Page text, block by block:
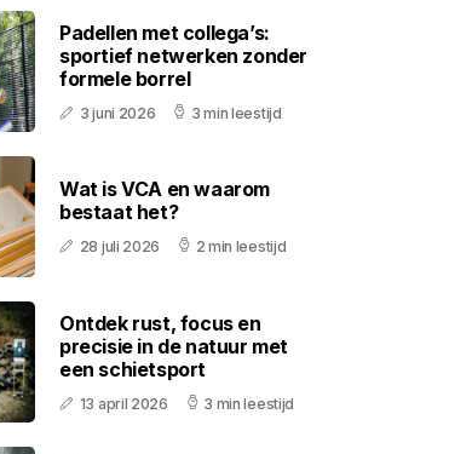
Padellen met collega’s:
sportief netwerken zonder
formele borrel
3 juni 2026 3 min leestijd
Wat is VCA en waarom
bestaat het?
28 juli 2026 2 min leestijd
Ontdek rust, focus en
precisie in de natuur met
een schietsport
13 april 2026 3 min leestijd